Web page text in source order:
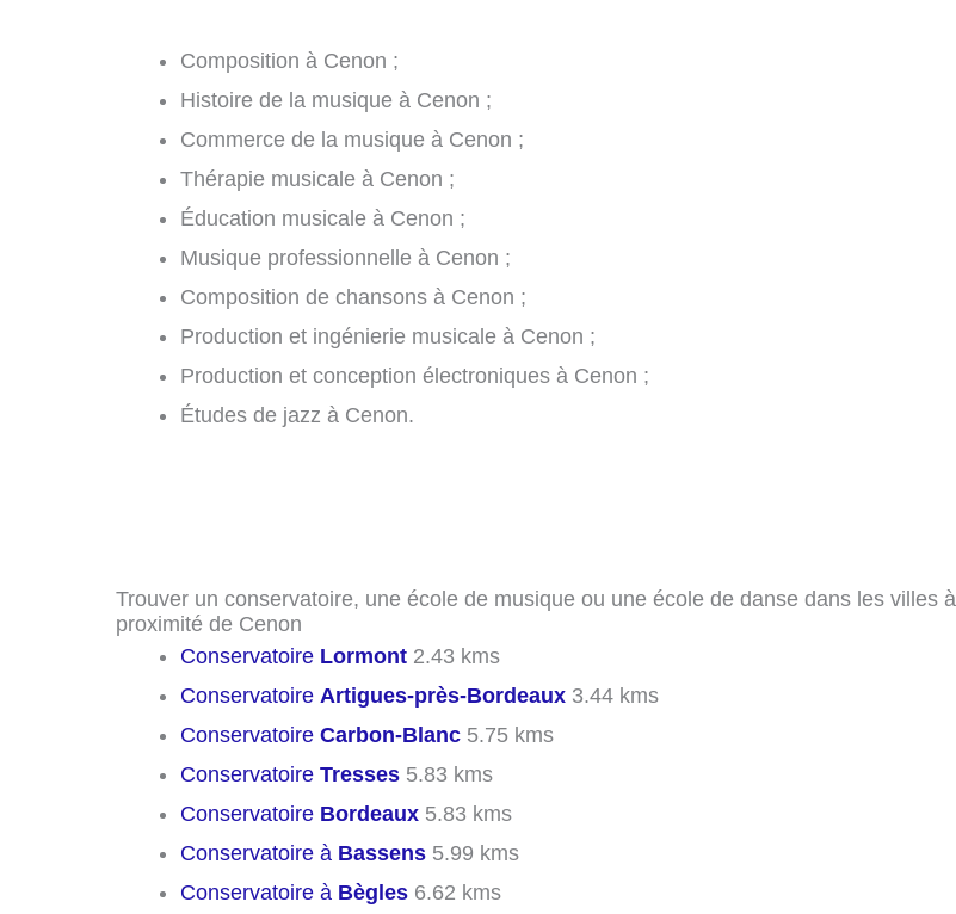
Composition à Cenon ;
Histoire de la musique à Cenon ;
Commerce de la musique à Cenon ;
Thérapie musicale à Cenon ;
Éducation musicale à Cenon ;
Musique professionnelle à Cenon ;
Composition de chansons à Cenon ;
Production et ingénierie musicale à Cenon ;
Production et conception électroniques à Cenon ;
Études de jazz à Cenon.
Trouver un conservatoire, une école de musique ou une école de danse dans les villes à
proximité de Cenon
Conservatoire Lormont 2.43 kms
Conservatoire Artigues-près-Bordeaux 3.44 kms
Conservatoire Carbon-Blanc 5.75 kms
Conservatoire Tresses 5.83 kms
Conservatoire Bordeaux 5.83 kms
Conservatoire à Bassens 5.99 kms
Conservatoire à Bègles 6.62 kms